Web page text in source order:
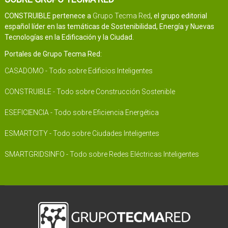
CONSTRUIBLE pertenece a Grupo Tecma Red, el grupo editorial
español líder en las temáticas de Sostenibilidad, Energía y Nuevas
Tecnologías en la Edificación y la Ciudad.
Portales de Grupo Tecma Red:
CASADOMO - Todo sobre Edificios Inteligentes
CONSTRUIBLE - Todo sobre Construcción Sostenible
ESEFICIENCIA - Todo sobre Eficiencia Energética
ESMARTCITY - Todo sobre Ciudades Inteligentes
SMARTGRIDSINFO - Todo sobre Redes Eléctricas Inteligentes